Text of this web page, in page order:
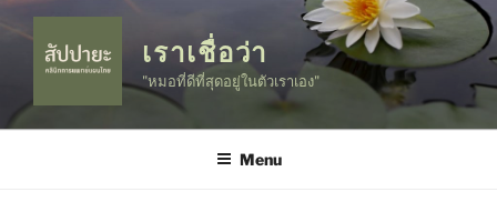
to
content
เราเชื่อว่า
"หมอที่ดีที่สุดอยู่ในตัวเราเอง"
Menu